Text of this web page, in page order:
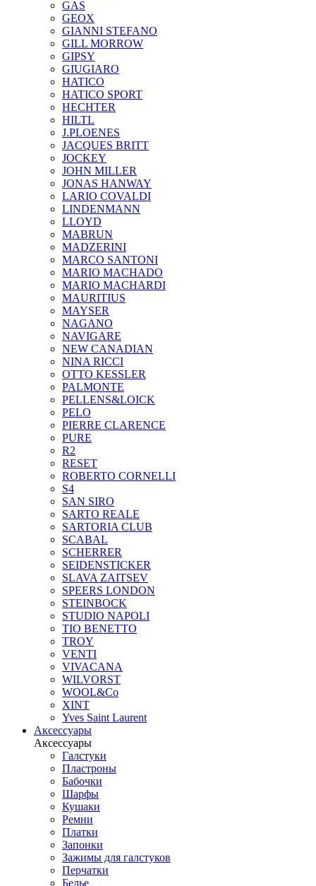
GAS
GEOX
GIANNI STEFANO
GILL MORROW
GIPSY
GIUGIARO
HATICO
HATICO SPORT
HECHTER
HILTL
J.PLOENES
JAСQUES BRITT
JOCKEY
JOHN MILLER
JONAS HANWAY
LARIO COVALDI
LINDENMANN
LLOYD
MABRUN
MADZERINI
MARCO SANTONI
MARIO MACHADO
MARIO MACHARDI
MAURITIUS
MAYSER
NAGANO
NAVIGARE
NEW CANADIAN
NINA RICCI
OTTO KESSLER
PALMONTE
PELLENS&LOICK
PELO
PIERRE CLARENCE
PURE
R2
RESET
ROBERTO CORNELLI
S4
SAN SIRO
SARTO REALE
SARTORIA CLUB
SCABAL
SCHERRER
SEIDENSTICKER
SLAVA ZAITSEV
SPEERS LONDON
STEINBOCK
STUDIO NAPOLI
TIO BENETTO
TROY
VENTI
VIVACANA
WILVORST
WOOL&Co
XINT
Yves Saint Laurent
Аксессуары
Аксессуары
Галстуки
Пластроны
Бабочки
Шарфы
Кушаки
Ремни
Платки
Запонки
Зажимы для галстуков
Перчатки
Белье